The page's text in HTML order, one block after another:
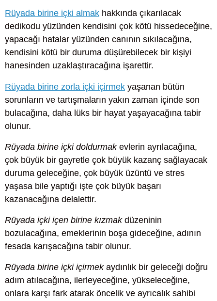
Rüyada birine içki almak hakkında çıkarılacak
dedikodu yüzünden kendisini çok kötü hissedeceğine,
yapacağı hatalar yüzünden canının sıkılacağına,
kendisini kötü bir duruma düşürebilecek bir kişiyi
hanesinden uzaklaştıracağına işarettir.
Rüyada birine zorla içki içirmek yaşanan bütün
sorunların ve tartışmaların yakın zaman içinde son
bulacağına, daha lüks bir hayat yaşayacağına tabir
olunur.
Rüyada birine içki doldurmakevlerin ayrılacağına,
çok büyük bir gayretle çok büyük kazanç sağlayacak
duruma geleceğine, çok büyük üzüntü ve stres
yaşasa bile yaptığı işte çok büyük başarı
kazanacağına delalettir.
Rüyada içki içen birine kızmakdüzeninin
bozulacağına, emeklerinin boşa gideceğine, adının
fesada karışacağına tabir olunur.
Rüyada birine içki içirmekaydınlık bir geleceği doğru
adım atılacağına, ilerleyeceğine, yükseleceğine,
onlara karşı fark atarak öncelik ve ayrıcalık sahibi